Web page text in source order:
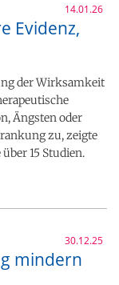
14.01.26
Evidenz,
der Wirksamkeit
Ängsten oder
zu, zeigte
15 Studien.
30.12.25
mindern